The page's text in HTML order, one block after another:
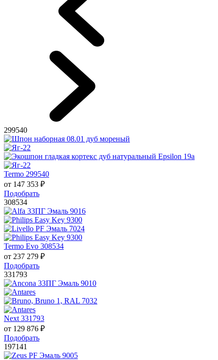
299540
Termo 299540
от 147 353 ₽
Подобрать
308534
Termo Evo 308534
от 237 279 ₽
Подобрать
331793
Next 331793
от 129 876 ₽
Подобрать
197141